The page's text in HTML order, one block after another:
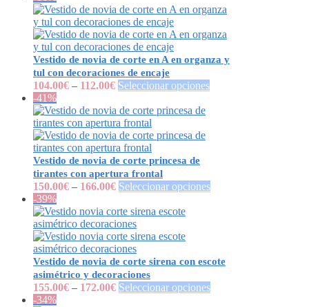
Vestido de novia de corte en A en organza y
tul con decoraciones de encaje
104.00€ – 112.00€ Seleccionar opciones
-41%
Vestido de novia de corte princesa de
tirantes con apertura frontal
150.00€ – 166.00€ Seleccionar opciones
-39%
Vestido de novia de corte sirena con escote
asimétrico y decoraciones
155.00€ – 172.00€ Seleccionar opciones
-34%